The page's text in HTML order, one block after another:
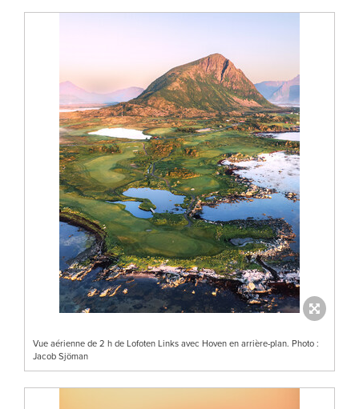
Vue aérienne de 2 h de Lofoten Links avec Hoven en arrière-plan. Photo :
Jacob Sjöman